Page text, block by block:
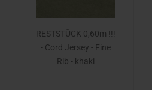
RESTSTÜCK 0,60m !!!
- Cord Jersey - Fine
Rib - khaki